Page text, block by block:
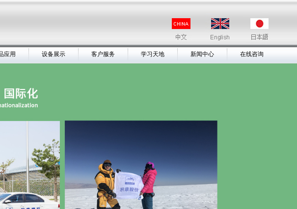
应用 设备展示 客户服务 学习天地 新闻中心 在线咨询